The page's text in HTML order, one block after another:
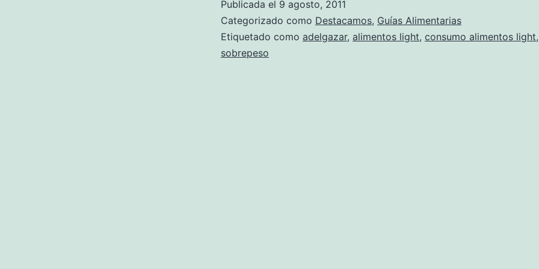
Publicada el 9 agosto, 2011
Categorizado como Destacamos, Guías Alimentarias
Etiquetado como adelgazar, alimentos light, consumo alimentos light,
sobrepeso